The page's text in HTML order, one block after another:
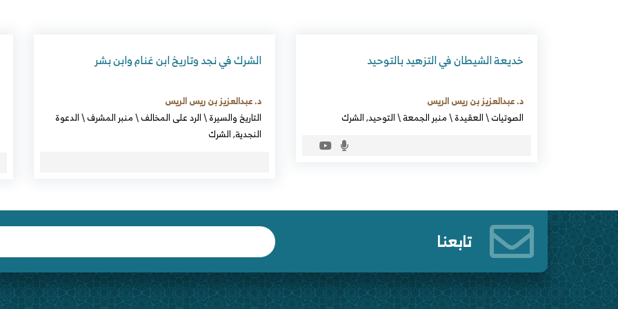
خديعة الشيطان في التزهيد بالتوحيد
د. عبدالعزيز بن ريس الريس
الصوتيات\العقيدة\منبر الجمعة\التوحيد,الشرك
الشرك في نجد وتاريخ ابن غنام وابن بشر
د. عبدالعزيز بن ريس الريس
التاريخ والسيرة\الرد على المخالف\منبر المشرف\الدعوة
النجدية,الشرك
تابعنا